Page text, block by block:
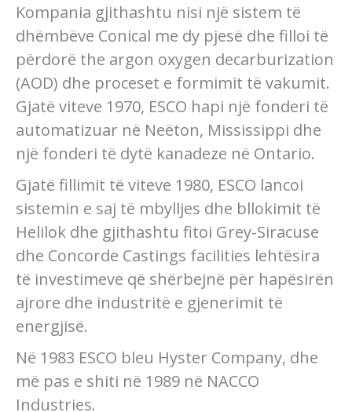
Kompania gjithashtu nisi një sistem të
dhëmbëve Conical me dy pjesë dhe filloi të
përdorë the argon oxygen decarburization
(AOD) dhe proceset e formimit të vakumit.
Gjatë viteve 1970, ESCO hapi një fonderi të
automatizuar në Neëton, Mississippi dhe
një fonderi të dytë kanadeze në Ontario.
Gjatë fillimit të viteve 1980, ESCO lancoi
sistemin e saj të mbylljes dhe bllokimit të
Helilok dhe gjithashtu fitoi Grey-Siracuse
dhe Concorde Castings facilities lehtësira
të investimeve që shërbejnë për hapësirën
ajrore dhe industritë e gjenerimit të
energjisë.
Në 1983 ESCO bleu Hyster Company, dhe
më pas e shiti në 1989 në NACCO
Industries.